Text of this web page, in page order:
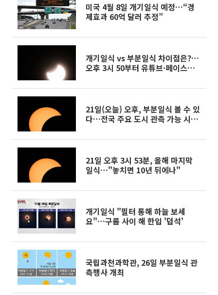
미국 4월 8일 개기일식 예정…“경
제효과 60억 달러 추정”
개기일식 vs 부분일식 차이점은?…
오후 3시 50부터 유튜브·페이스북
21일(오늘) 오후, 부분일식 볼 수 있
다…전국 주요 도시 관측 가능 시간
21일 오후 3시 53분, 올해 마지막
일식…"놓치면 10년 뒤에나"
개기일식 "필터 통해 하늘 보세
요"…구름 사이 해 한입 '덥석'
국립과천과학관, 26일 부분일식 관
측행사 개최